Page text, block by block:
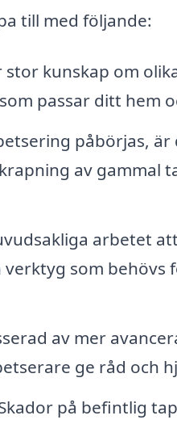
till med följande:
stor kunskap om
passar ditt hem
påbörjas,
av gammal
arbetet
som
av mer
ge råd och
på befintlig